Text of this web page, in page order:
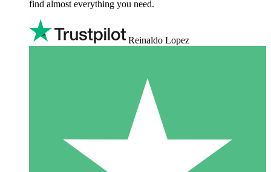
find almost everything you need.
Reinaldo Lopez